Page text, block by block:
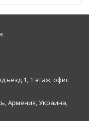
1, 1 этаж, офис
Армения, Украина,